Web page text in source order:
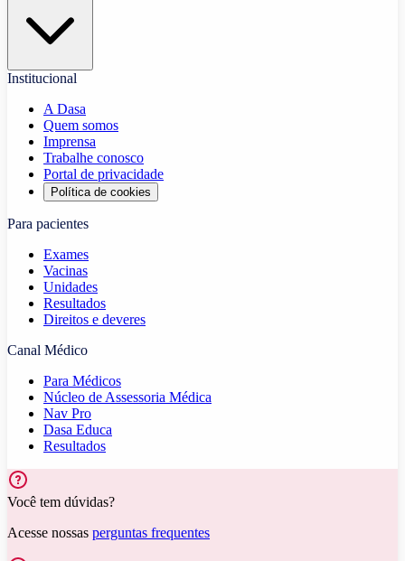
Institucional
A Dasa
Quem somos
Imprensa
Trabalhe conosco
Portal de privacidade
Política de cookies
Para pacientes
Exames
Vacinas
Unidades
Resultados
Direitos e deveres
Canal Médico
Para Médicos
Núcleo de Assessoria Médica
Nav Pro
Dasa Educa
Resultados
Você tem dúvidas?
Acesse nossas perguntas frequentes